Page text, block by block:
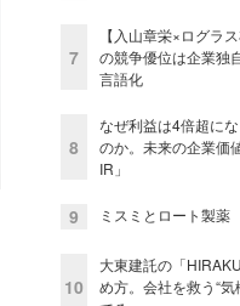
7
【入山章栄×ログラ
の競争優位は企業独
言語化
8
なぜ利益は4倍超に
のか。未来の企業価
IR」
9 ミスミとロート製
10
大東建託の「
め方。会社を救う“